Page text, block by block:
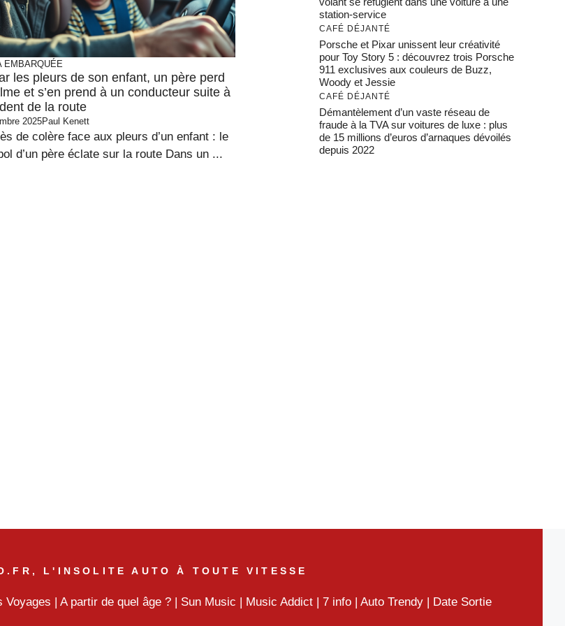
EMBARQUÉE
les pleurs de son enfant, un père perd
et s’en prend à un conducteur suite à
de la route
2025Paul Kenett
de colère face aux pleurs d’un enfant : le
d’un père éclate sur la route Dans un ...
station-service
CAFÉ DÉJANTÉ
Porsche et Pixar unissent leur créativité
pour Toy Story 5 : découvrez trois Porsche
911 exclusives aux couleurs de Buzz,
Woody et Jessie
CAFÉ DÉJANTÉ
Démantèlement d’un vaste réseau de
fraude à la TVA sur voitures de luxe : plus
de 15 millions d’euros d’arnaques dévoilés
depuis 2022
L'INSOLITE AUTO À TOUTE VITESSE
Voyages | A partir de quel âge ? | Sun Music | Music Addict | 7 info | Auto Trendy | Date Sortie